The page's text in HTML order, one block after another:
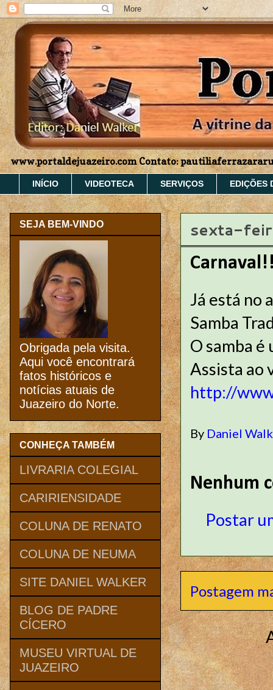
www.portaldejuazeiro.com Contato:
INÍCIO VIDEOTECA SERVIÇOS EDIÇÕES
sexta-
Já está no
Samba
O samba
Assista ao
http://
By Daniel
Nenhum
Postar
Postagem
SEJA BEM-VINDO
Obrigada pela visita.
Aqui você encontrará
fatos históricos e
notícias atuais de
Juazeiro do Norte.
CONHEÇA TAMBÉM
LIVRARIA COLEGIAL
CARIRIENSIDADE
COLUNA DE RENATO
COLUNA DE NEUMA
SITE DANIEL WALKER
BLOG DE PADRE
CÍCERO
MUSEU VIRTUAL DE
JUAZEIRO